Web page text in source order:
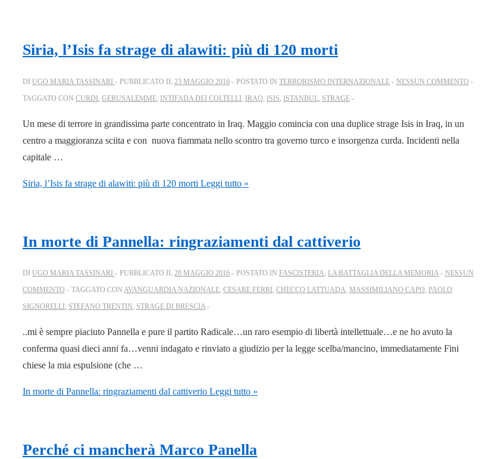
Siria, l’Isis fa strage di alawiti: più di 120 morti
DI UGO MARIA TASSINARI PUBBLICATO IL 23 MAGGIO 2016 POSTATO IN TERRORISMO INTERNAZIONALE
NESSUN COMMENTO
TAGGATO CON CURDI , GERUSALEMME, INTIFADA DEI COLTELLI , IRAQ, ISIS, ISTANBUL, STRAGE
Un mese di terrore in grandissima parte concentrato in Iraq. Maggio comincia con una duplice strage Isis in Iraq, in un
centro a maggioranza sciita e con nuova fiammata nello scontro tra governo turco e insorgenza curda. Incidenti nella
capitale …
Siria, l’Isis fa strage di alawiti: più di 120 morti Leggi tutto »
In morte di Pannella: ringraziamenti dal cattiverio
DI UGO MARIA TASSINARI PUBBLICATO IL 20 MAGGIO 2016 POSTATO IN FASCISTERIA, LA BATTAGLIA DELLA MEMORIA
NESSUN
COMMENTO
TAGGATO CON AVANGUARDIA NAZIONALE, CESARE FERRI , CHECCO LATTUADA, MASSIMILIANO CAPO, PAOLO
SIGNORELLI , STEFANO TRENTIN, STRAGE DI BRESCIA
..mi è sempre piaciuto Pannella e pure il partito Radicale…un raro esempio di libertà intellettuale…e ne ho avuto la
conferma quasi dieci anni fa…venni indagato e rinviato a giudizio per la legge scelba/mancino, immediatamente Fini
chiese la mia espulsione (che …
In morte di Pannella: ringraziamenti dal cattiverio Leggi tutto »
Perché ci mancherà Marco Panella